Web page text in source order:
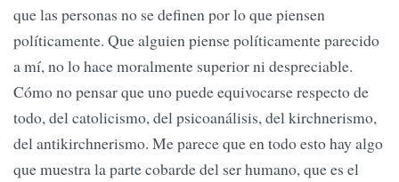
que las personas no se definen por lo que piensen
políticamente. Que alguien piense políticamente parecido
a mí, no lo hace moralmente superior ni despreciable.
Cómo no pensar que uno puede equivocarse respecto de
todo, del catolicismo, del psicoanálisis, del kirchnerismo,
del antikirchnerismo. Me parece que en todo esto hay algo
que muestra la parte cobarde del ser humano, que es el